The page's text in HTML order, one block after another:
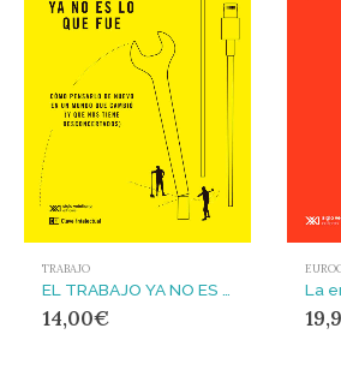
TRABAJO
EL TRABAJO YA NO ES LO QUE FUE : Cómo pensarlo de nuevo en un mundo que cambió (y que nos tiene desconcertados)
14,00€